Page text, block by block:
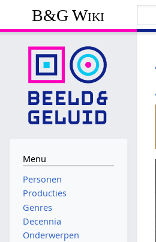
B&G Wiki
Menu
Personen
Producties
Genres
Decennia
Onderwerpen